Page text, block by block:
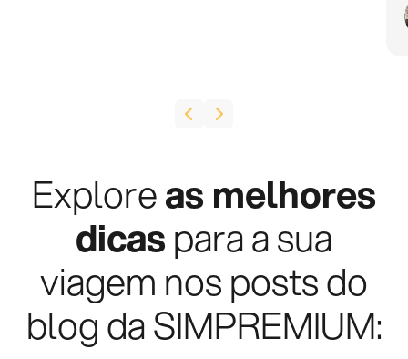
Exploreas melhores
dicaspara a sua
viagem nos posts do
blog da SIMPREMIUM: